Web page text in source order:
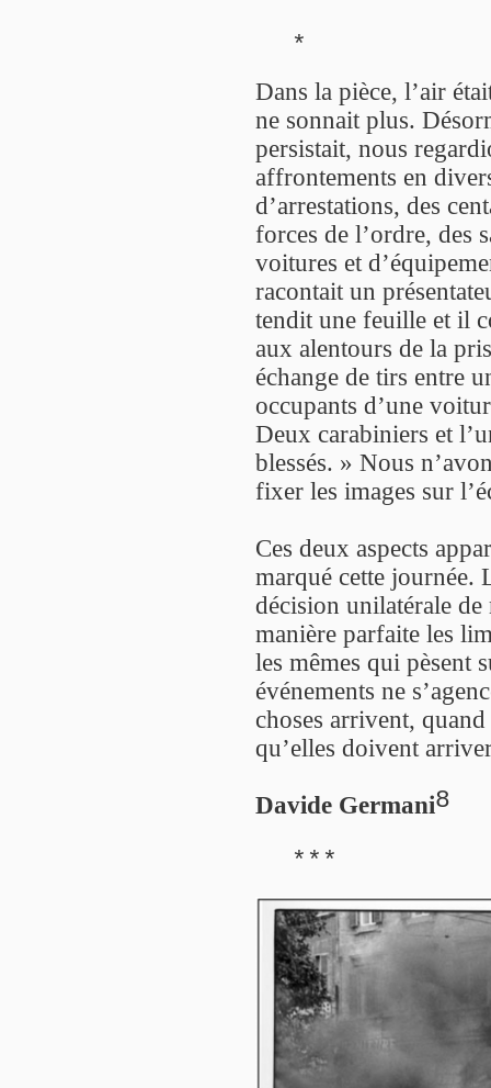
*
Dans la pièce, l’air
ne sonnait plus.
persistait, nous
affrontements en
d’arrestations, des
forces de l’ordre, des
voitures et
racontait un
tendit une feuille et il
aux alentours de la
échange de tirs entre
occupants d’une
Deux carabiniers et
blessés. » Nous
fixer les images sur
Ces deux aspects
marqué cette journée.
décision unilatérale de
manière parfaite les
les mêmes qui pèsent
événements ne
choses arrivent,
qu’elles doivent
Davide Germani8
***